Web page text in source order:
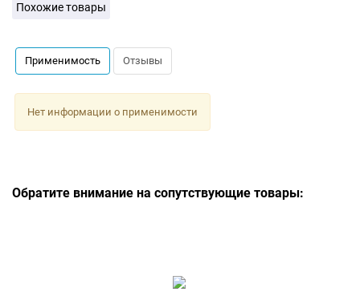
Похожие товары
Применимость Отзывы
Нет информации о применимости
Обратите внимание на сопутствующие товары: